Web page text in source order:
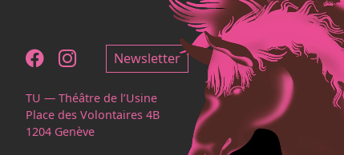
Notre page Facebook
Notre page Instagram
Newsletter
TU — Théâtre de l’Usine
Place des Volontaires 4B
1204 Genève